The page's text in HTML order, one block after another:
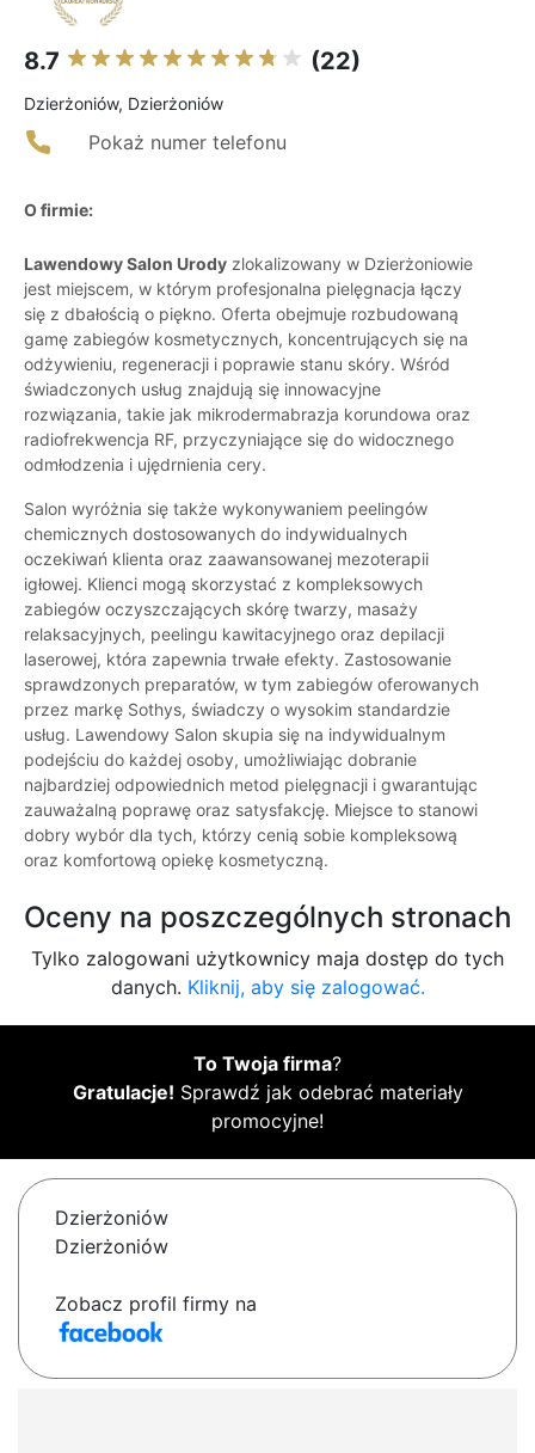
8.7 (22)
Dzierżoniów, Dzierżoniów
Pokaż numer telefonu
O firmie:
Lawendowy Salon Urody zlokalizowany w Dzierżoniowie
jest miejscem, w którym profesjonalna pielęgnacja łączy
się z dbałością o piękno. Oferta obejmuje rozbudowaną
gamę zabiegów kosmetycznych, koncentrujących się na
odżywieniu, regeneracji i poprawie stanu skóry. Wśród
świadczonych usług znajdują się innowacyjne
rozwiązania, takie jak mikrodermabrazja korundowa oraz
radiofrekwencja RF, przyczyniające się do widocznego
odmłodzenia i ujędrnienia cery.
Salon wyróżnia się także wykonywaniem peelingów
chemicznych dostosowanych do indywidualnych
oczekiwań klienta oraz zaawansowanej mezoterapii
igłowej. Klienci mogą skorzystać z kompleksowych
zabiegów oczyszczających skórę twarzy, masaży
relaksacyjnych, peelingu kawitacyjnego oraz depilacji
laserowej, która zapewnia trwałe efekty. Zastosowanie
sprawdzonych preparatów, w tym zabiegów oferowanych
przez markę Sothys, świadczy o wysokim standardzie
usług. Lawendowy Salon skupia się na indywidualnym
podejściu do każdej osoby, umożliwiając dobranie
najbardziej odpowiednich metod pielęgnacji i gwarantując
zauważalną poprawę oraz satysfakcję. Miejsce to stanowi
dobry wybór dla tych, którzy cenią sobie kompleksową
oraz komfortową opiekę kosmetyczną.
Oceny na poszczególnych stronach
Tylko zalogowani użytkownicy maja dostęp do tych
danych. Kliknij, aby się zalogować.
To Twoja firma?
Gratulacje! Sprawdź jak odebrać materiały
promocyjne!
Dzierżoniów
Dzierżoniów
Zobacz profil firmy na